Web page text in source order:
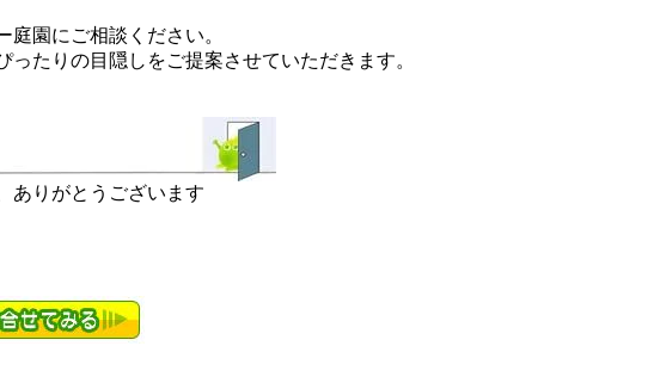
庭園にご相談ください。
たりの目隠しをご提案させていただきます。
ありがとうございます